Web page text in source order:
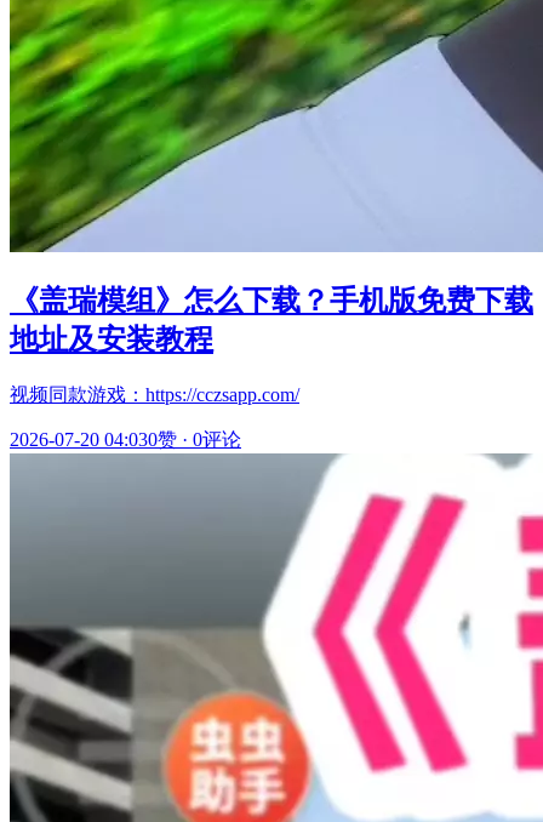
《盖瑞模组》怎么下载？手机版免费下载
地址及安装教程
视频同款游戏：https://cczsapp.com/
2026-07-20 04:030赞 · 0评论